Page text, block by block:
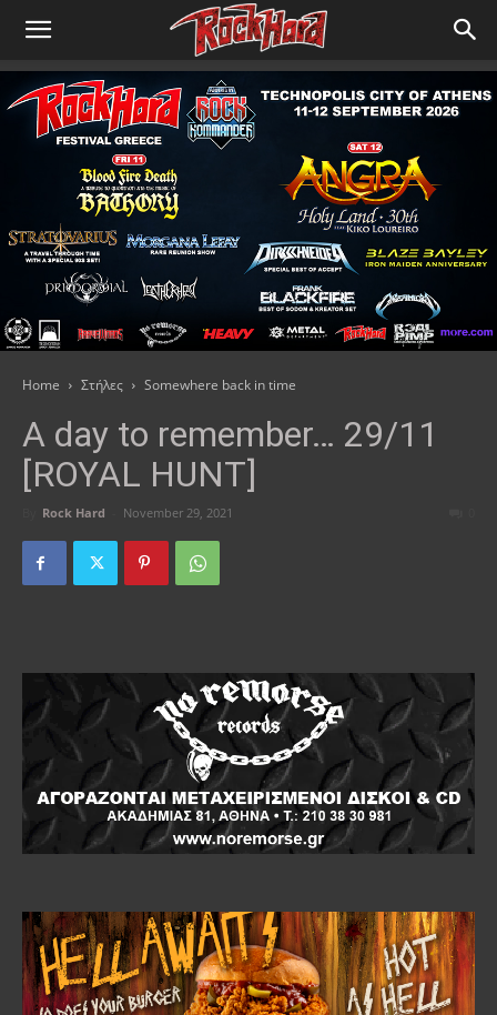
Home Στήλες Somewhere back in time
A day to remember… 29/11
[ROYAL HUNT]
Rock Hard November 29, 2021